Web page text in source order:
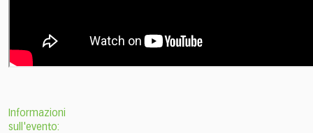
Informazioni
sull'evento: